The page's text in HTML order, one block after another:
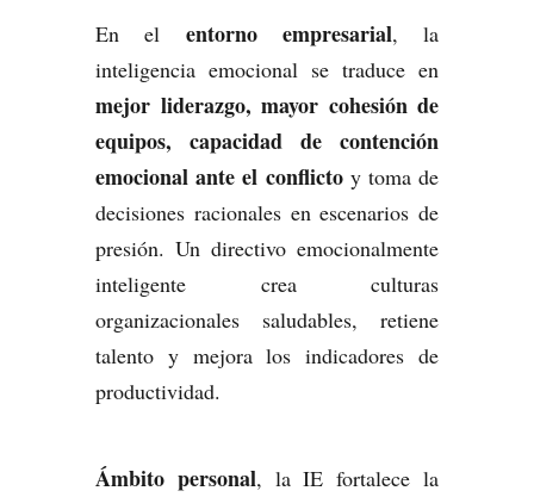
En el entorno empresarial, la
inteligencia emocional se traduce en
mejor liderazgo, mayor cohesión de
equipos, capacidad de contención
emocional ante el conflictoy toma de
decisiones racionales en escenarios de
presión. Un directivo emocionalmente
inteligente crea culturas
organizacionales saludables, retiene
talento y mejora los indicadores de
productividad.
Ámbito personal, la IE fortalece la